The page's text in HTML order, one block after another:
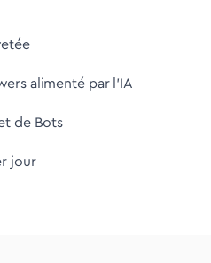
alimenté par l'IA
de Bots
jour